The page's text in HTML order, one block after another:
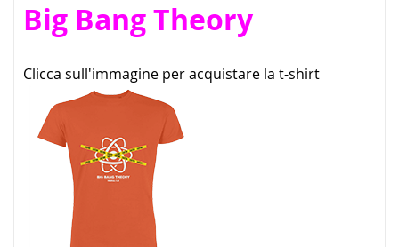
Big Bang Theory
Clicca sull'immagine per acquistare la t-shirt